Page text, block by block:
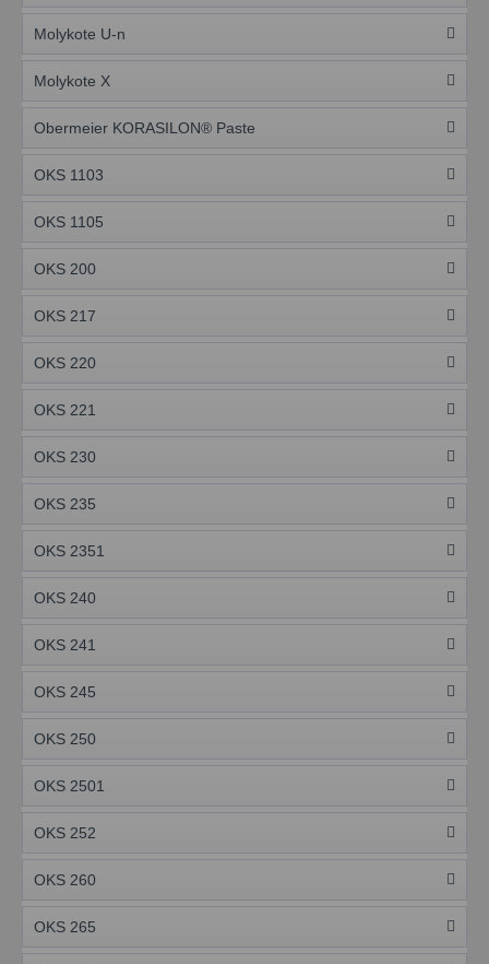
Molykote U-n
Molykote X
Obermeier KORASILON® Paste
OKS 1103
OKS 1105
OKS 200
OKS 217
OKS 220
OKS 221
OKS 230
OKS 235
OKS 2351
OKS 240
OKS 241
OKS 245
OKS 250
OKS 2501
OKS 252
OKS 260
OKS 265